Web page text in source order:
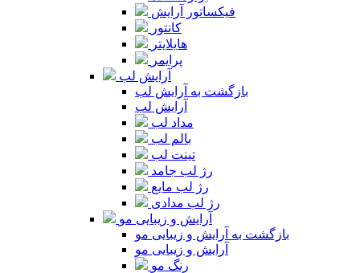
فیکساتور آرایش
کانتور
هایلایتر
پرایمر
آرایش لب
بازگشت به آرایش لب
آرایش لب
مداد لب
بالم لب
تینت لب
رژ لب جامد
رژ لب مایع
رژ لب مدادی
آرایش و زیبایی مو
بازگشت به آرایش و زیبایی مو
آرایش و زیبایی مو
رنگ مو